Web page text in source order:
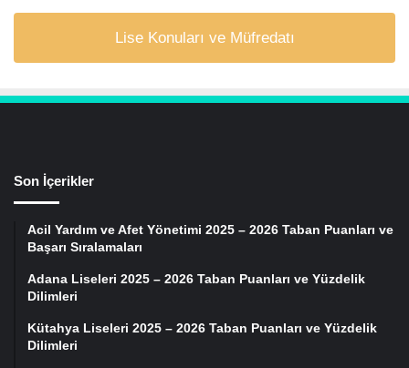
Lise Konuları ve Müfredatı
Son İçerikler
Acil Yardım ve Afet Yönetimi 2025 – 2026 Taban Puanları ve
Başarı Sıralamaları
Adana Liseleri 2025 – 2026 Taban Puanları ve Yüzdelik
Dilimleri
Kütahya Liseleri 2025 – 2026 Taban Puanları ve Yüzdelik
Dilimleri